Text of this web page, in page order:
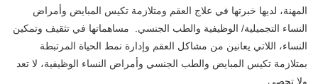
المهنة، لديها خبرتها في علاج العقم ومتلازمة تكيس المبايض وأمراض
النساء التجميلية/ الوظيفية والطب الجنسي. مساهماتها في تثقيف وتمكين
النساء، اللاتي يعانين من مشاكل العقم وإدارة نمط الحياة المرتبطة
بمتلازمة تكيس المبايض والطب الجنسي وأمراض النساء الوظيفية، لا تعد
ولا تحصى